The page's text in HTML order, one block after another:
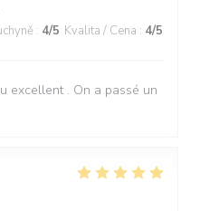
: 4/5 Kvalita / Cena : 4/5
excellent . On a passé un